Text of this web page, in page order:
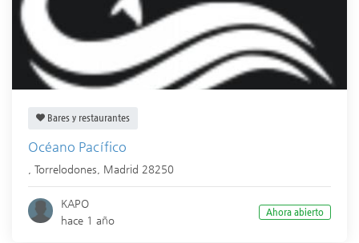
Bares y restaurantes
Océano Pacífico
Torrelodones Madrid 28250
KAPO
hace 1 año
Ahora abierto